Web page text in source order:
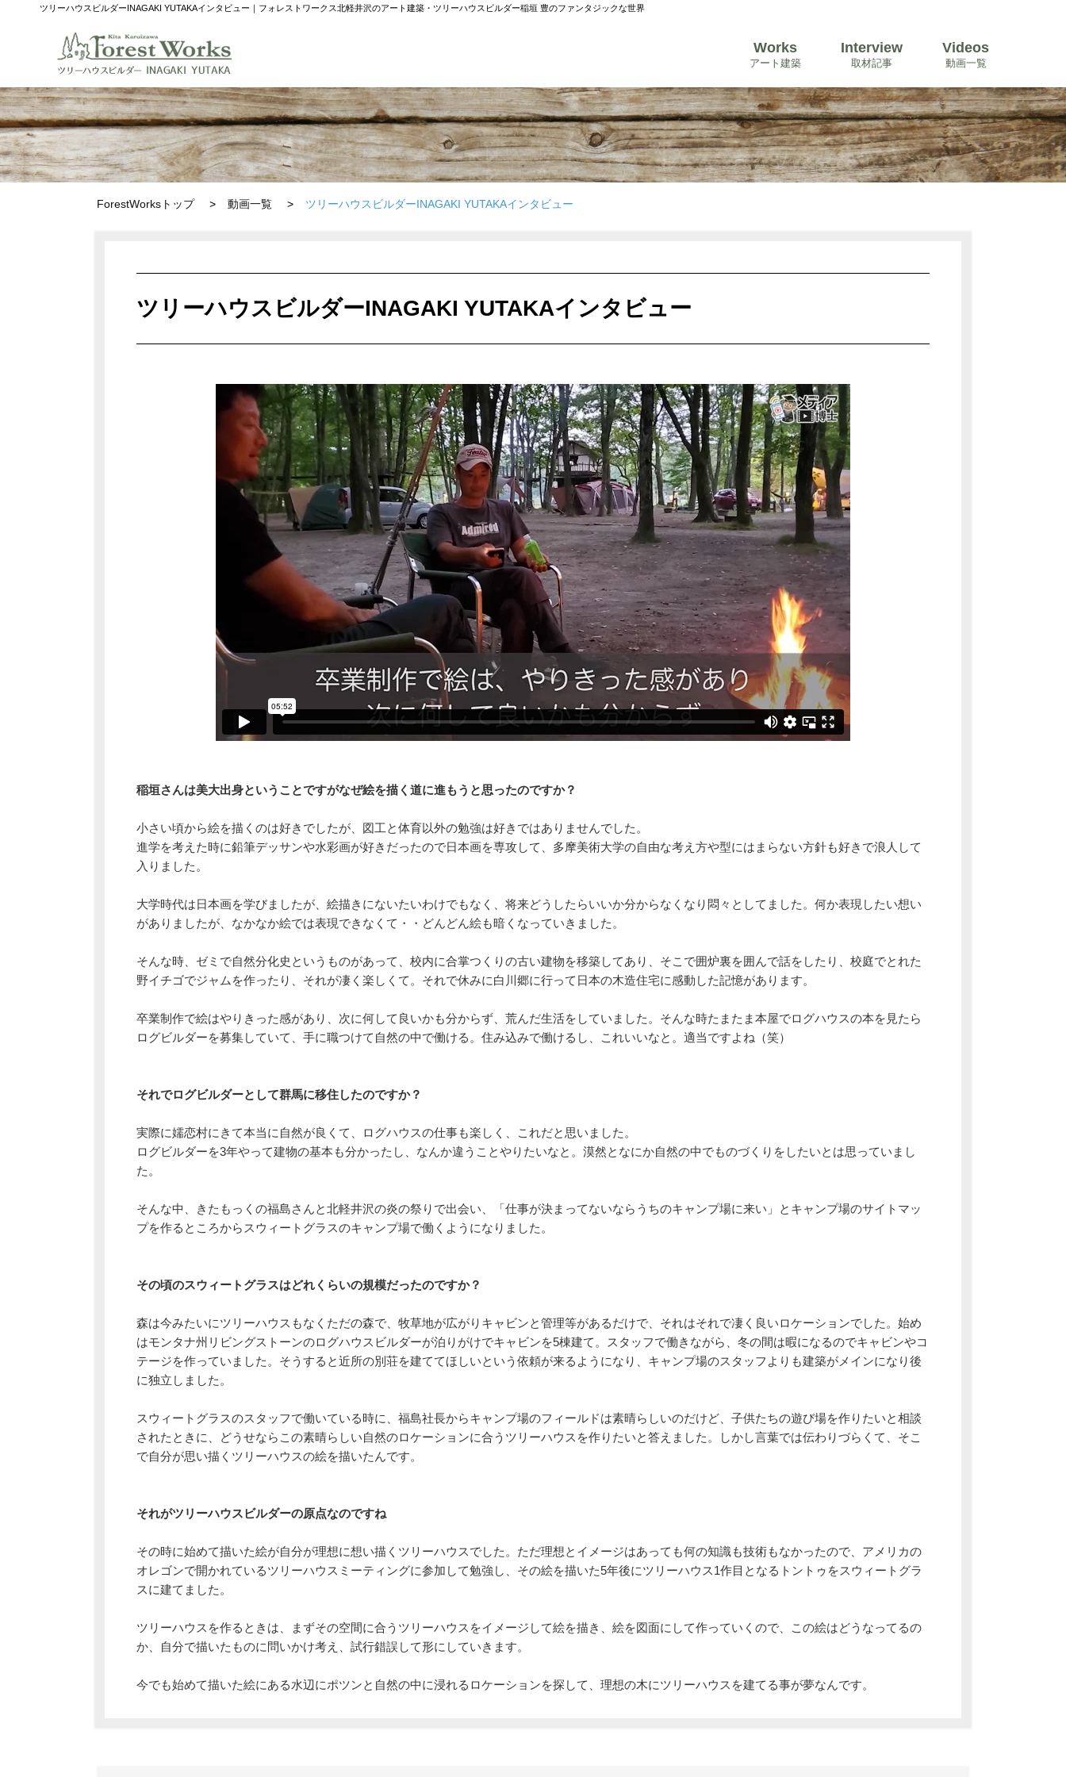
ツリーハウスビルダーINAGAKI YUTAKAインタビュー｜フォレストワークス北軽井沢のアート建築・ツリーハウスビルダー稲垣 豊のファンタジックな世界
Works
アート建築
Interview
取材記事
Videos
動画一覧
ForestWorksトップ 動画一覧 ツリーハウスビルダーINAGAKI YUTAKAインタビュー
ツリーハウスビルダーINAGAKI YUTAKAインタビュー
稲垣さんは美大出身ということですがなぜ絵を描く道に進もうと思ったのですか？
小さい頃から絵を描くのは好きでしたが、図工と体育以外の勉強は好きではありませんでした。
進学を考えた時に鉛筆デッサンや水彩画が好きだったので日本画を専攻して、多摩美術大学の自由な考え方や型にはまらない方針も好きで浪人して
入りました。
大学時代は日本画を学びましたが、絵描きにないたいわけでもなく、将来どうしたらいいか分からなくなり悶々としてました。何か表現したい想い
がありましたが、なかなか絵では表現できなくて・・どんどん絵も暗くなっていきました。
そんな時、ゼミで自然分化史というものがあって、校内に合掌つくりの古い建物を移築してあり、そこで囲炉裏を囲んで話をしたり、校庭でとれた
野イチゴでジャムを作ったり、それが凄く楽しくて。それで休みに白川郷に行って日本の木造住宅に感動した記憶があります。
卒業制作で絵はやりきった感があり、次に何して良いかも分からず、荒んだ生活をしていました。そんな時たまたま本屋でログハウスの本を見たら
ログビルダーを募集していて、手に職つけて自然の中で働ける。住み込みで働けるし、これいいなと。適当ですよね（笑）
それでログビルダーとして群馬に移住したのですか？
実際に嬬恋村にきて本当に自然が良くて、ログハウスの仕事も楽しく、これだと思いました。
ログビルダーを3年やって建物の基本も分かったし、なんか違うことやりたいなと。漠然となにか自然の中でものづくりをしたいとは思っていまし
た。
そんな中、きたもっくの福島さんと北軽井沢の炎の祭りで出会い、「仕事が決まってないならうちのキャンプ場に来い」とキャンプ場のサイトマッ
プを作るところからスウィートグラスのキャンプ場で働くようになりました。
その頃のスウィートグラスはどれくらいの規模だったのですか？
森は今みたいにツリーハウスもなくただの森で、牧草地が広がりキャビンと管理等があるだけで、それはそれで凄く良いロケーションでした。始め
はモンタナ州リビングストーンのログハウスビルダーが泊りがけでキャビンを5棟建て。スタッフで働きながら、冬の間は暇になるのでキャビンやコ
テージを作っていました。そうすると近所の別荘を建ててほしいという依頼が来るようになり、キャンプ場のスタッフよりも建築がメインになり後
に独立しました。
スウィートグラスのスタッフで働いている時に、福島社長からキャンプ場のフィールドは素晴らしいのだけど、子供たちの遊び場を作りたいと相談
されたときに、どうせならこの素晴らしい自然のロケーションに合うツリーハウスを作りたいと答えました。しかし言葉では伝わりづらくて、そこ
で自分が思い描くツリーハウスの絵を描いたんです。
それがツリーハウスビルダーの原点なのですね
その時に始めて描いた絵が自分が理想に想い描くツリーハウスでした。ただ理想とイメージはあっても何の知識も技術もなかったので、アメリカの
オレゴンで開かれているツリーハウスミーティングに参加して勉強し、その絵を描いた5年後にツリーハウス1作目となるトントゥをスウィートグラ
スに建てました。
ツリーハウスを作るときは、まずその空間に合うツリーハウスをイメージして絵を描き、絵を図面にして作っていくので、この絵はどうなってるの
か、自分で描いたものに問いかけ考え、試行錯誤して形にしていきます。
今でも始めて描いた絵にある水辺にポツンと自然の中に浸れるロケーションを探して、理想の木にツリーハウスを建てる事が夢なんです。